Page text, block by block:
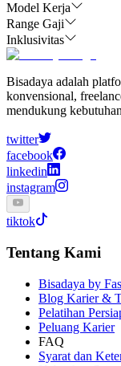
Model Kerja
Range Gaji
Inklusivitas
Bisadaya adalah
konvensional,
mendukung
twitter
facebook
linkedin
instagram
tiktok
Tentang Kami
Bisadaya by
Blog Karier &
Pelatihan
Peluang Karier
FAQ
Syarat dan